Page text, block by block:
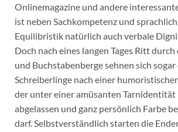
Onlinemagazine und andere
ist neben Sachkompetenz und
Equilibristik natürlich auch verbale
Doch nach eines langen Tages Ritt
und Buchstabenberge sehnen sich
Schreiberlinge nach einer
der unter einer amüsanten Tarnidentität
abgelassen und ganz persönlich Farbe
darf. Selbstverständlich starten die